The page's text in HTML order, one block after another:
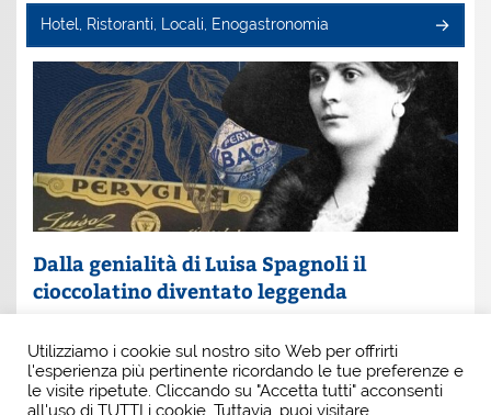
Hotel, Ristoranti, Locali, Enogastronomia
Dalla genialità di Luisa Spagnoli il
cioccolatino diventato leggenda
Spagnoli. È lei la donna che, con intuito e coraggio, ha
scritto una pagina indimenticabile della
Utilizziamo i cookie sul nostro sito Web per offrirti
l'esperienza più pertinente ricordando le tue preferenze e
le visite ripetute. Cliccando su "Accetta tutti" acconsenti
all'uso di TUTTI i cookie. Tuttavia, puoi visitare